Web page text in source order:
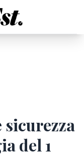
sicurezza
del 1